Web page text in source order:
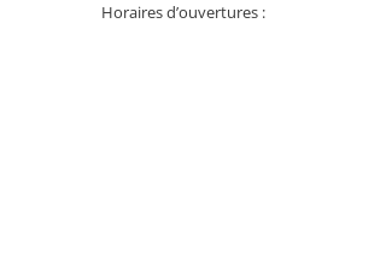
Horaires d’ouvertures :